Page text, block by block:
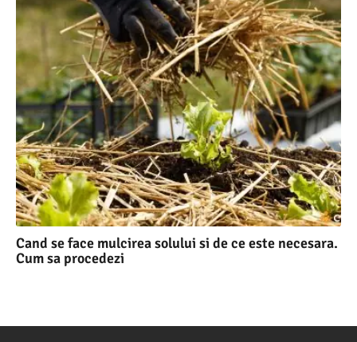
Cand se face mulcirea solului si de ce este necesara.
Cum sa procedezi